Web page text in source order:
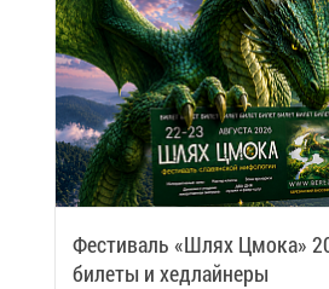
Фе­сти­валь «Шлях Цмо­ка»
би­ле­ты и хед­лай­не­ры